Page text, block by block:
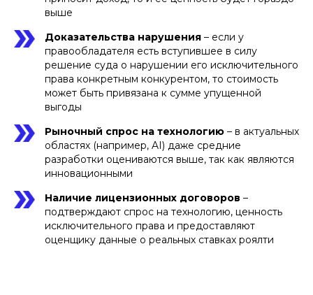
выше
Доказательства нарушения – если у
правообладателя есть вступившее в силу
решение суда о нарушении его исключительного
права конкретным конкурентом, то стоимость
может быть привязана к сумме упущенной
выгоды
Рыночный спрос на технологию – в актуальных
областях (например, AI) даже средние
разработки оцениваются выше, так как являются
инновационными
Наличие лицензионных договоров –
подтверждают спрос на технологию, ценность
исключительного права и предоставляют
оценщику данные о реальных ставках роялти